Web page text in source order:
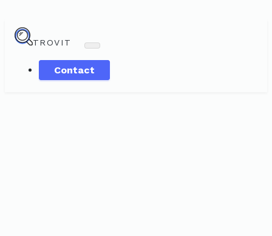
TROVIT
Contact